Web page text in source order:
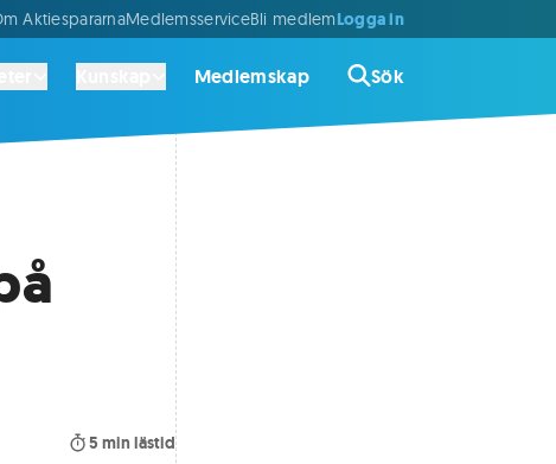
AktiespararnaMedlemsserviceBli medlemLogga in
Medlemskap Sök
5 min lästid